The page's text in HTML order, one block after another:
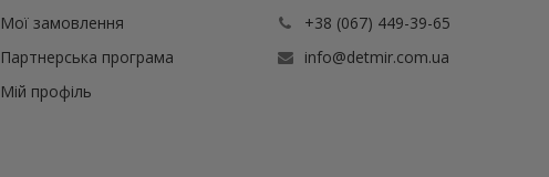
Мої замовлення
Партнерська програма
Мій профіль
+38 (067) 449-39-65
info@detmir.com.ua